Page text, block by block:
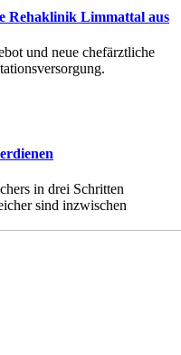
Rehaklinik Limmattal aus
und neue chefärztliche
in drei Schritten
sind inzwischen